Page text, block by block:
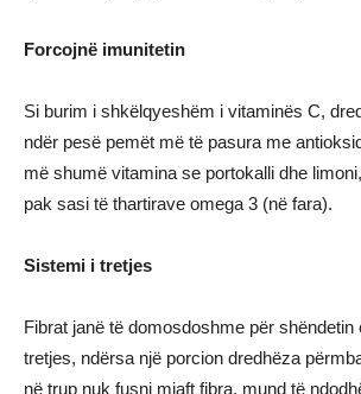
Forcojnë imunitetin
Si burim i shkëlqyeshëm i vitaminës C,
ndër pesë pemët më të pasura me
më shumë vitamina se portokalli dhe
pak sasi të thartirave omega 3 (në fara).
Sistemi i tretjes
Fibrat janë të domosdoshme për shëndetin
tretjes, ndërsa një porcion dredhëza
në trup nuk fusni mjaft fibra, mund të